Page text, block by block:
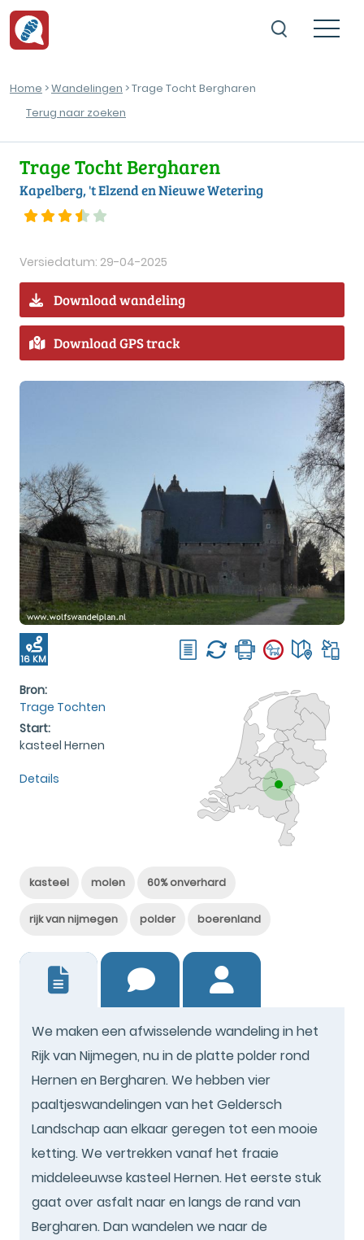
Home >Wandelingen > Trage Tocht Bergharen
Terug naar zoeken
Trage Tocht Bergharen
Kapelberg, 't Elzend en Nieuwe Wetering
Versiedatum: 29-04-2025
Download wandeling
Download GPS track
16 KM
Bron:
Trage Tochten
Start:
kasteel Hernen
Details
kasteel molen 60% onverhard
rijk van nijmegen polder boerenland
We maken een afwisselende wandeling in het
Rijk van Nijmegen, nu in de platte polder rond
Hernen en Bergharen. We hebben vier
paaltjeswandelingen van het Geldersch
Landschap aan elkaar geregen tot een mooie
ketting. We vertrekken vanaf het fraaie
middeleeuwse kasteel Hernen. Het eerste stuk
gaat over asfalt naar en langs de rand van
Bergharen. Dan wandelen we naar de